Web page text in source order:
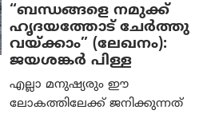
“ബന്ധങ്ങളെ നമുക്ക്
ഹൃദയത്തോട് ചേർത്തു
വയ്ക്കാം” (ലേഖനം):
ജയശങ്കര്‍ പിള്ള
എല്ലാ മനുഷ്യരും ഈ
ലോകത്തിലേക്ക് ജനിക്കുന്നത്